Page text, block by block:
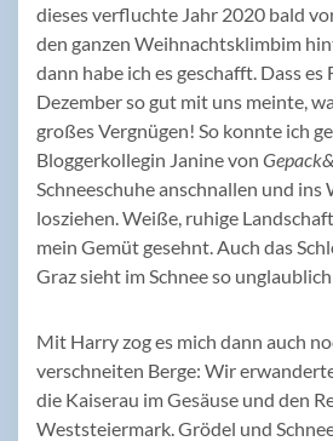
dieses verfluchte Jahr 2020 bald
den ganzen Weihnachtsklimbim
dann habe ich es geschafft. Dass
Dezember so gut mit uns meinte,
großes Vergnügen! So konnte ich
Bloggerkollegin Janine von
Schneeschuhe anschnallen und
losziehen. Weiße, ruhige
mein Gemüt gesehnt. Auch das
Graz sieht im Schnee so
Mit Harry zog es mich dann auch
verschneiten Berge: Wir
die Kaiserau im Gesäuse und den
Weststeiermark. Grödel und